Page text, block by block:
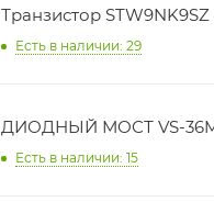
Транзистор STW9NK9SZ
Есть в наличии: 29
ДИОДНЫЙ МОСТ VS-
Есть в наличии: 15